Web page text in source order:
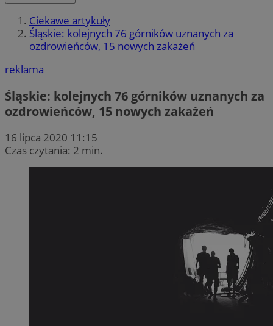
Ciekawe artykuły
Śląskie: kolejnych 76 górników uznanych za
ozdrowieńców, 15 nowych zakażeń
reklama
Śląskie: kolejnych 76 górników uznanych za
ozdrowieńców, 15 nowych zakażeń
16 lipca 2020 11:15
Czas czytania: 2 min.